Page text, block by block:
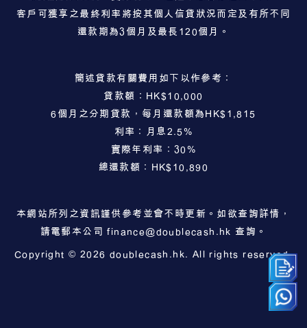
客戶可獲享之最終利率將按其個人信貸狀況而定及有所不同
還款期為3個月及最長120個月。
簡述貸款有關費用如下以作參考：
貸款額：HK$10,000
6個月之分期貸款，每月還款額為HK$1,815
利率：月息2.5%
實際年利率：30%
總還款額：HK$10,890
本網站所列之資訊謹供參考並會不時更新。如欲查詢詳情，
請電郵本公司finance@doublecash.hk 查詢。
Copyright © 2026 doublecash.hk. All rights reserved.